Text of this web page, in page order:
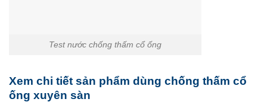
Test nước chống thấm cổ ống
Xem chi tiết sản phẩm dùng chống thấm cổ
ống xuyên sàn